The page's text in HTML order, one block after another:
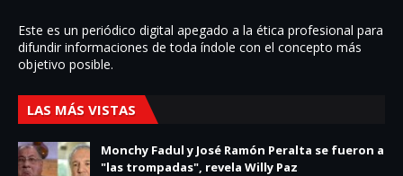
Este es un periódico digital apegado a la ética profesional para
difundir informaciones de toda í­ndole con el concepto más
objetivo posible.
LAS MÁS VISTAS
Monchy Fadul y José Ramón Peralta se fueron a
"las trompadas", revela Willy Paz